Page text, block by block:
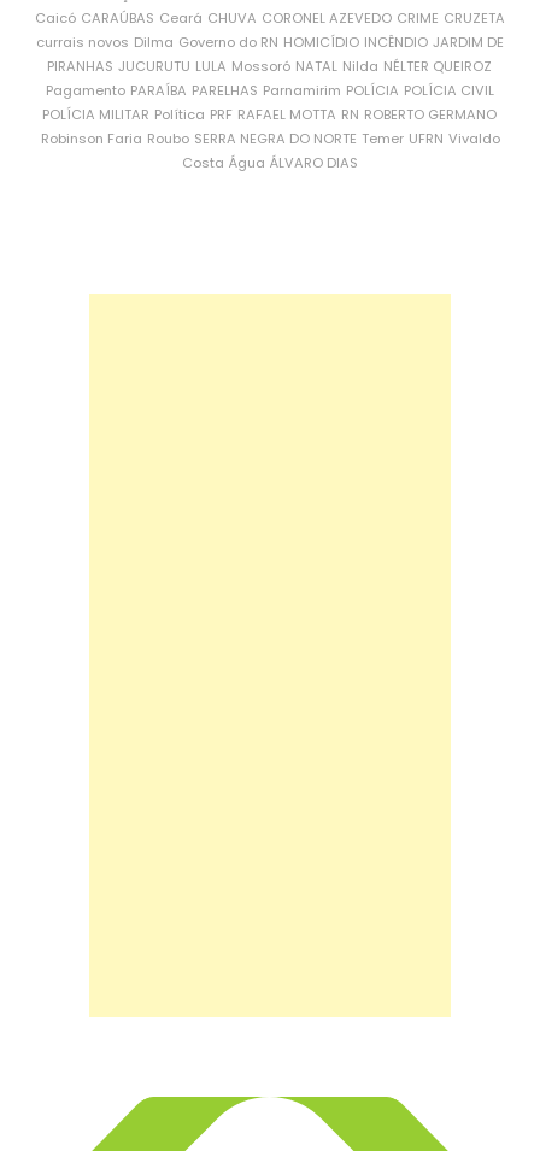
Caicó CARAÚBAS Ceará CHUVA CORONEL AZEVEDO CRIME CRUZETA
currais novos Dilma Governo do RN HOMICÍDIO INCÊNDIO JARDIM DE
PIRANHAS JUCURUTU LULA Mossoró NATAL Nilda NÉLTER QUEIROZ
Pagamento PARAÍBA PARELHAS Parnamirim POLÍCIA POLÍCIA CIVIL
POLÍCIA MILITAR Política PRF RAFAEL MOTTA RN ROBERTO GERMANO
Robinson Faria Roubo SERRA NEGRA DO NORTE Temer UFRN Vivaldo
Costa Água ÁLVARO DIAS